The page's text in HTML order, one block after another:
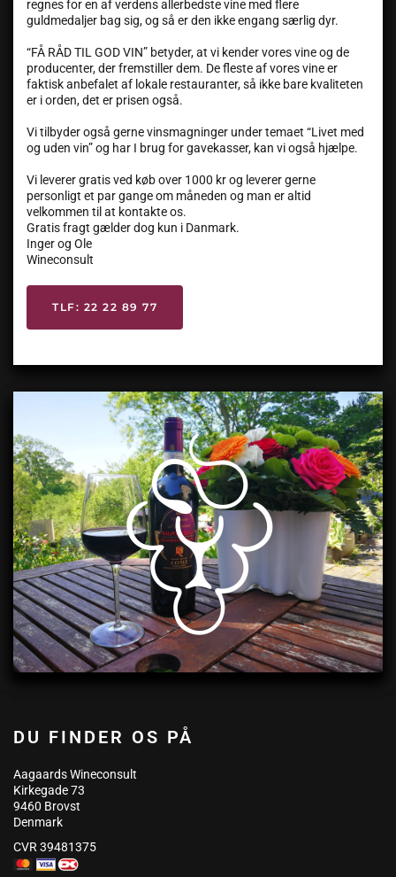
regnes for en af verdens allerbedste vine med flere
guldmedaljer bag sig, og så er den ikke engang særlig dyr.
“FÅ RÅD TIL GOD VIN” betyder, at vi kender vores vine og de
producenter, der fremstiller dem. De fleste af vores vine er
faktisk anbefalet af lokale restauranter, så ikke bare kvaliteten
er i orden, det er prisen også.
Vi tilbyder også gerne vinsmagninger under temaet “Livet med
og uden vin” og har I brug for gavekasser, kan vi også hjælpe.
Vi leverer gratis ved køb over 1000 kr og leverer gerne
personligt et par gange om måneden og man er altid
velkommen til at kontakte os.
Gratis fragt gælder dog kun i Danmark.
Inger og Ole
Wineconsult
TLF: 22 22 89 77
DU FINDER OS PÅ
Aagaards Wineconsult
Kirkegade 73
9460 Brovst
Denmark
CVR 39481375